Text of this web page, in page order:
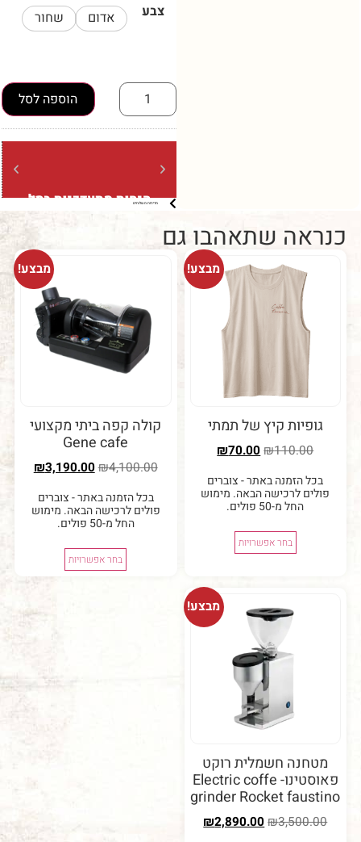
אדום שחור
הוספה לסל
הנחות מתעדכנות בסל
ברכישה מעל 5 קילו (בשקיות של ברכישה
שתאהבו גם
מבצע!
קיץ של תמתי
₪70.00
הזמנה באתר - צוברים
לרכישה הבאה. מימוש
בחר אפשרויות
קולה קפה ביתי מקצועי
Gene cafe
₪
₪3,190.00
בכל הזמנה באתר - צוברים
פולים לרכישה הבאה. מימוש
בחר אפשרויות
מבצע!
חשמלית רוקט
פאוסטינו- Electric coffe
grinder Rocket
₪
₪2,890.00